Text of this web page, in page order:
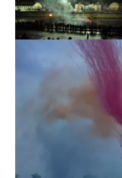
Ohňostrojný kompakt,
barev s různými počty
nenahýbáme žádnou částí
DOPORUČENÍ – správná
7 DALŠÍCH
KATEGORII: